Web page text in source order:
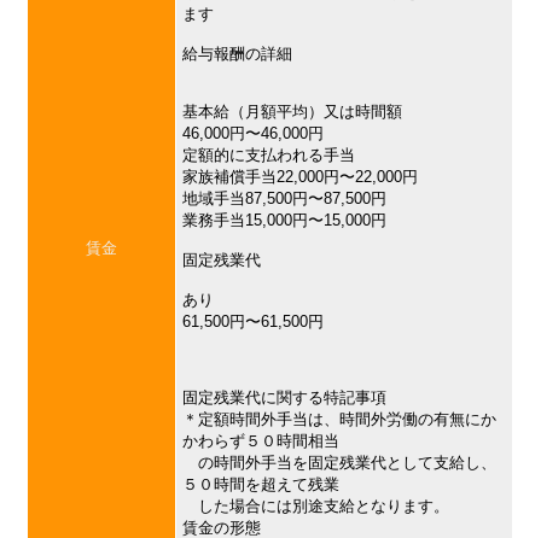
賃金
ます
給与報酬の詳細
基本給（月額平均）又は時間額
46,000円〜46,000円
定額的に支払われる手当
家族補償手当22,000円〜22,000円
地域手当87,500円〜87,500円
業務手当15,000円〜15,000円
固定残業代
あり
61,500円〜61,500円
固定残業代に関する特記事項
＊定額時間外手当は、時間外労働の有無にか
かわらず５０時間相当
の時間外手当を固定残業代として支給し、
５０時間を超えて残業
した場合には別途支給となります。
賃金の形態